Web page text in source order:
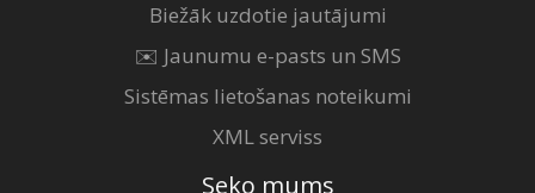
Biežāk uzdotie jautājumi
✉️ Jaunumu e-pasts un SMS
Sistēmas lietošanas noteikumi
XML serviss
Seko mums